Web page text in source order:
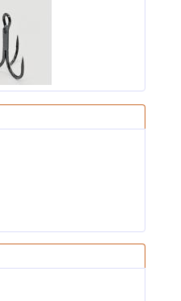
Black Ni...
Nickel
N.8